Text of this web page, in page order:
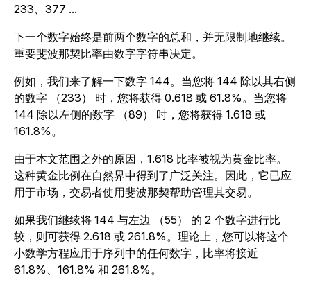
233、377 ...
下一个数字始终是前两个数字的总和，并无限制地继续。
重要斐波那契比率由数字字符串决定。
例如，我们来了解一下数字 144。当您将 144 除以其右侧
的数字 （233） 时，您将获得 0.618 或 61.8%。当您将
144 除以左侧的数字 （89） 时，您将获得 1.618 或
161.8%。
由于本文范围之外的原因，1.618 比率被视为黄金比率。
这种黄金比例在自然界中得到了广泛关注。因此，它已应
用于市场，交易者使用斐波那契帮助管理其交易。
如果我们继续将 144 与左边 （55） 的 2 个数字进行比
较，则可获得 2.618 或 261.8%。理论上，您可以将这个
小数学方程应用于序列中的任何数字，比率将接近
61.8%、161.8% 和 261.8%。